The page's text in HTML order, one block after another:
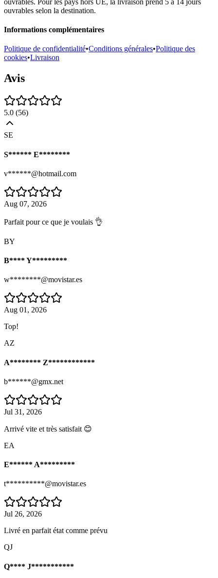
ouvrables. Pour les pays hors UE, la livraison prend 5 à 14 jours
ouvrables selon la destination.
Informations complémentaires
Politique de confidentialité•Conditions générales•Politique des
cookies•Livraison
Avis
5.0 (56)
SE
S****** E********
v******@hotmail.com
Aug 07, 2026
Parfait pour ce que je voulais 👌
BY
B**** Y*********
w********@movistar.es
Aug 01, 2026
Top!
AZ
A******** Z************
b******@gmx.net
Jul 31, 2026
Arrivé vite et très satisfait 😊
EA
E****** A*********
t**********@movistar.es
Jul 26, 2026
Livré en parfait état comme prévu
QJ
Q**** J***********